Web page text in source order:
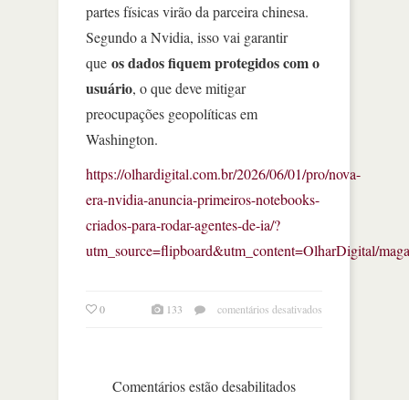
partes físicas virão da parceira chinesa.
Segundo a Nvidia, isso vai garantir
que os dados fiquem protegidos com o
usuário, o que deve mitigar
preocupações geopolíticas em
Washington.
https://olhardigital.com.br/2026/06/01/pro/nova-
era-nvidia-anuncia-primeiros-notebooks-
criados-para-rodar-agentes-de-ia/?
utm_source=flipboard&utm_content=OlharDigital/
0 133 comentários desativados
Comentários estão desabilitados